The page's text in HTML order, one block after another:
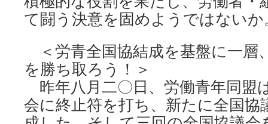
て闘う決意を固めようではないか
＜労青全国協結成を基盤に一層
を勝ち取ろう！＞
昨年八月二〇日、労働青年同盟
会に終止符を打ち、新たに全国協